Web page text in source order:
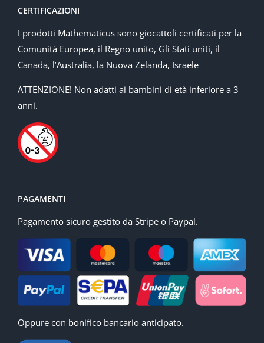
CERTIFICAZIONI
I prodotti Mathematicus sono giocattoli certificati per la
Comunità Europea, il Regno unito, Gli Stati uniti, il
Canada, l’Australia, la Nuova Zelanda, Israele
ATTENZIONE! Non adatti ai bambini di età inferiore a 3
anni.
PAGAMENTI
Pagamento sicuro gestito da Stripe o Paypal.
Oppure con bonifico bancario anticipato.